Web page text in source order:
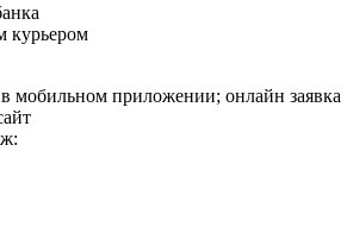
курьером
мобильном приложении; онлайн заявка